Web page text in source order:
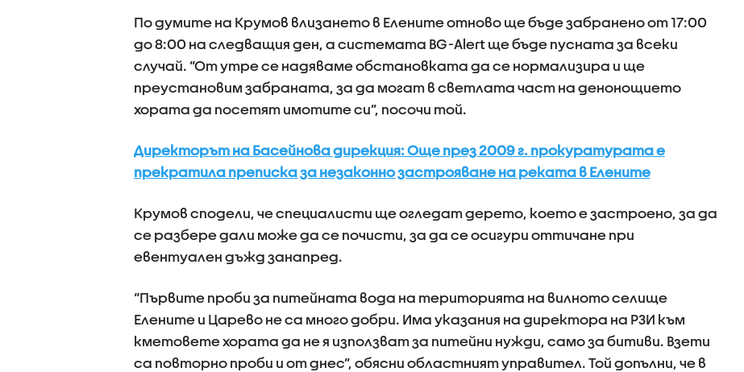
По думите на Крумов влизането в Елените отново ще бъде забранено от 17:00
до 8:00 на следващия ден, а системата BG-Alert ще бъде пусната за всеки
случай. “От утре се надяваме обстановката да се нормализира и ще
преустановим забраната, за да могат в светлата част на денонощието
хората да посетят имотите си”, посочи той.
Директорът на Басейнова дирекция: Още през 2009 г. прокуратурата е
прекратила преписка за незаконно застрояване на реката в Елените
Крумов сподели, че специалисти ще огледат дерето, което е застроено, за да
се разбере дали може да се почисти, за да се осигури оттичане при
евентуален дъжд занапред.
“Първите проби за питейната вода на територията на вилното селище
Елените и Царево не са много добри. Има указания на директора на РЗИ към
кметовете хората да не я използват за питейни нужди, само за битиви. Взети
са повторно проби и от днес”, обясни областният управител. Той допълни, че в